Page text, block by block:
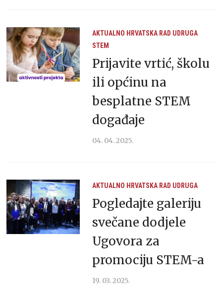
AKTUALNO HRVATSKA RAD UDRUGA
STEM
Prijavite vrtić, školu
ili općinu na
besplatne STEM
događaje
04. 04. 2025.
AKTUALNO HRVATSKA RAD UDRUGA
Pogledajte galeriju
svečane dodjele
Ugovora za
promociju STEM-a
19. 03. 2025.